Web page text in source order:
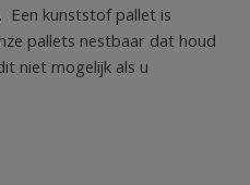
Een kunststof pallet is
pallets nestbaar dat houd
niet mogelijk als u